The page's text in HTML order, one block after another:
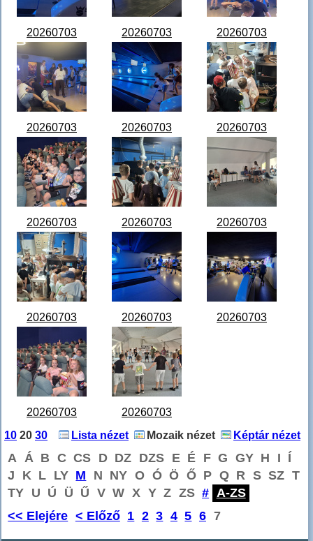
20260703
IMG_0319.jpeg
20260703
IMG_0324.jpeg
20260703
IMG_0326.jpeg
20260703
IMG_0327.jpeg
20260703
Messenger_creation_0791A313-
D503-4AA2-
9AB2-
A1FEB26ABE47.jpeg
20260703
038C-49D9-9554-
2452ED224B60.jpeg
20260703
Messenger_creation_1F9B7C2B-
08C7-438F-
AE22-
17ACE156BB30.jpeg
20260703
Messenger_creation_23221E0C-
8A10-4DB8-
A3D6-
DD8A6CA4BE1F.jpeg
20260703
0DAA-4606-
B3A6-
560622B39667.jpeg
20260703
Messenger_creation_87F831FC-
345C-44AE-9789-
65C6A0DD56C0.jpeg
20260703
Messenger_creation_B2C08783-
C395-4947-A24E-
09E59143DEB7.jpeg
20260703
20260703
Messenger_creation_C2481457-
9C51-
8FD0C394FCBE.jpeg
20260703
Messenger_creation_FD076094-
723B529CAAF3.jpeg
10 20 30 Lista nézet Mozaik nézet Képtár nézet
A Á B C CS D DZ DZS E É F G GY H I Í
J
K L LY M N NY O Ó Ö Ő P Q R S SZ T
TY U Ú Ü Ű V W X Y Z ZS # A-ZS
<< Elejére < Előző 1 2 3 4 5 6 7